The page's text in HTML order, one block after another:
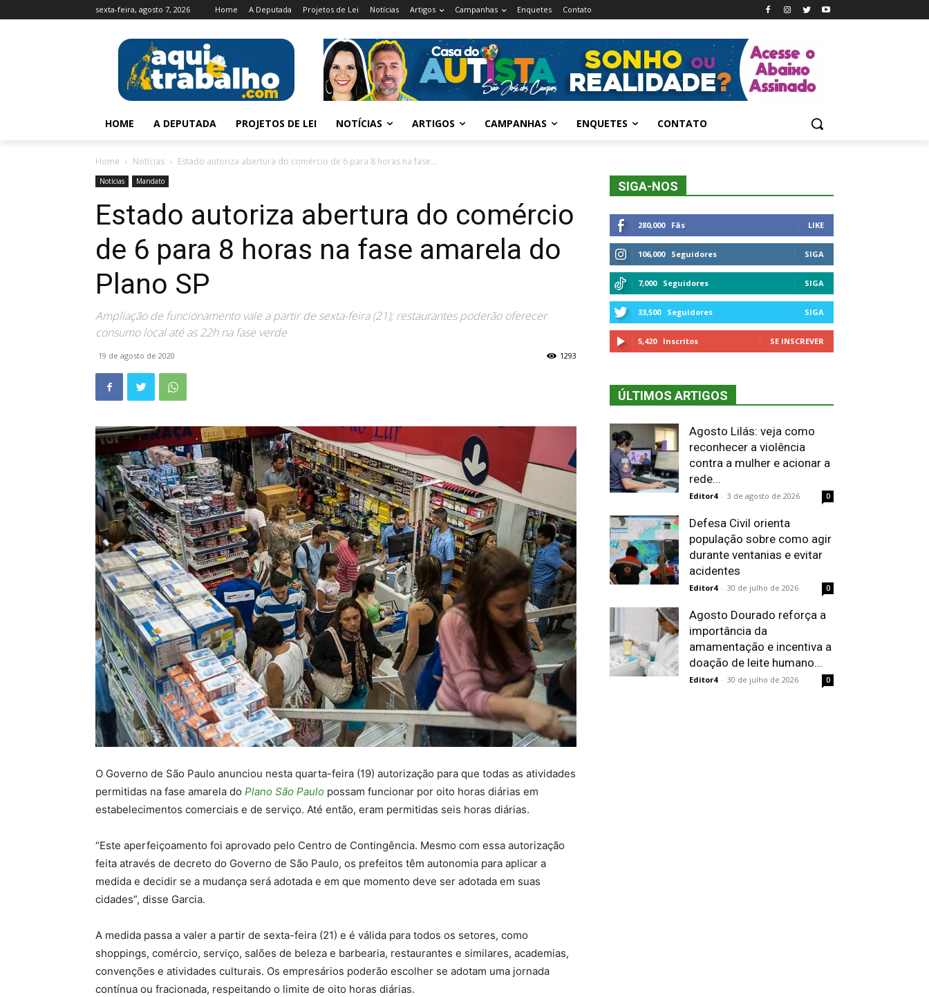
sexta-feira, agosto 7, 2026 Home A Deputada Projetos de Lei Notícias Artigos Campanhas Enquetes Contato
HOME A DEPUTADA PROJETOS DE LEI NOTÍCIAS ARTIGOS CAMPANHAS ENQUETES CONTATO
Home Notícias Estado autoriza abertura do comércio de 6 para 8 horas na fase...
Notícias Mandato
Estado autoriza abertura do comércio
de 6 para 8 horas na fase amarela do
Plano SP
Ampliação de funcionamento vale a partir de sexta-feira (21); restaurantes poderão oferecer
consumo local até as 22h na fase verde
19 de agosto de 2020 1293
O Governo de São Paulo anunciou nesta quarta-feira (19) autorização para que todas as atividades
permitidas na fase amarela do Plano São Paulo possam funcionar por oito horas diárias em
estabelecimentos comerciais e de serviço. Até então, eram permitidas seis horas diárias.
“Este aperfeiçoamento foi aprovado pelo Centro de Contingência. Mesmo com essa autorização
feita através de decreto do Governo de São Paulo, os prefeitos têm autonomia para aplicar a
medida e decidir se a mudança será adotada e em que momento deve ser adotada em suas
cidades”, disse Garcia.
A medida passa a valer a partir de sexta-feira (21) e é válida para todos os setores, como
shoppings, comércio, serviço, salões de beleza e barbearia, restaurantes e similares, academias,
convenções e atividades culturais. Os empresários poderão escolher se adotam uma jornada
contínua ou fracionada, respeitando o limite de oito horas diárias.
SIGA-NOS
280,000 Fãs LIKE
106,000 Seguidores SIGA
7,000 Seguidores SIGA
33,500 Seguidores SIGA
5,420 Inscritos SE INSCREVER
ÚLTIMOS ARTIGOS
Agosto Lilás: veja como
reconhecer a violência
contra a mulher e acionar a
rede...
Editor4 - 3 de agosto de 2026 0
Defesa Civil orienta
população sobre como agir
durante ventanias e evitar
acidentes
Editor4 - 30 de julho de 2026 0
Agosto Dourado reforça a
importância da
amamentação e incentiva a
doação de leite humano...
Editor4 - 30 de julho de 2026 0